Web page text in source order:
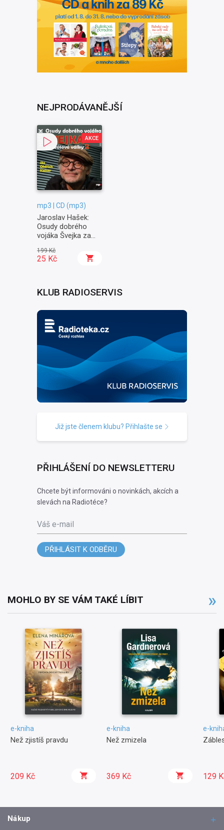
NEJPRODÁVANĚJŠÍ
AKCE
mp3 | CD (mp3)
Jaroslav Hašek:
Osudy dobrého
vojáka Švejka za
Na frontě
199 Kč
25 Kč
KLUB RADIOSERVIS
Již jste členem klubu? Přihlašte se
PŘIHLÁŠENÍ DO NEWSLETTERU
Chcete být informováni o novinkách, akcích a
slevách na Radiotéce?
Váš e-mail
PŘIHLÁSIT K ODBĚRU
MOHLO BY SE VÁM TAKÉ LÍBIT
e-kniha
Než zjistíš pravdu
209 Kč
e-kniha
Než zmizela
369 Kč
e-
129
Nákup